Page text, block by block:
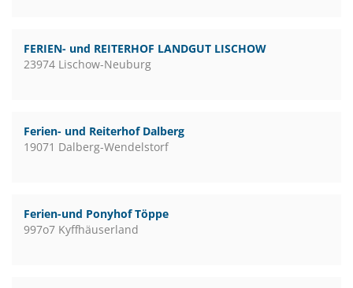
FERIEN- und REITERHOF LANDGUT LISCHOW
23974 Lischow-Neuburg
Ferien- und Reiterhof Dalberg
19071 Dalberg-Wendelstorf
Ferien-und Ponyhof Töppe
997o7 Kyffhäuserland